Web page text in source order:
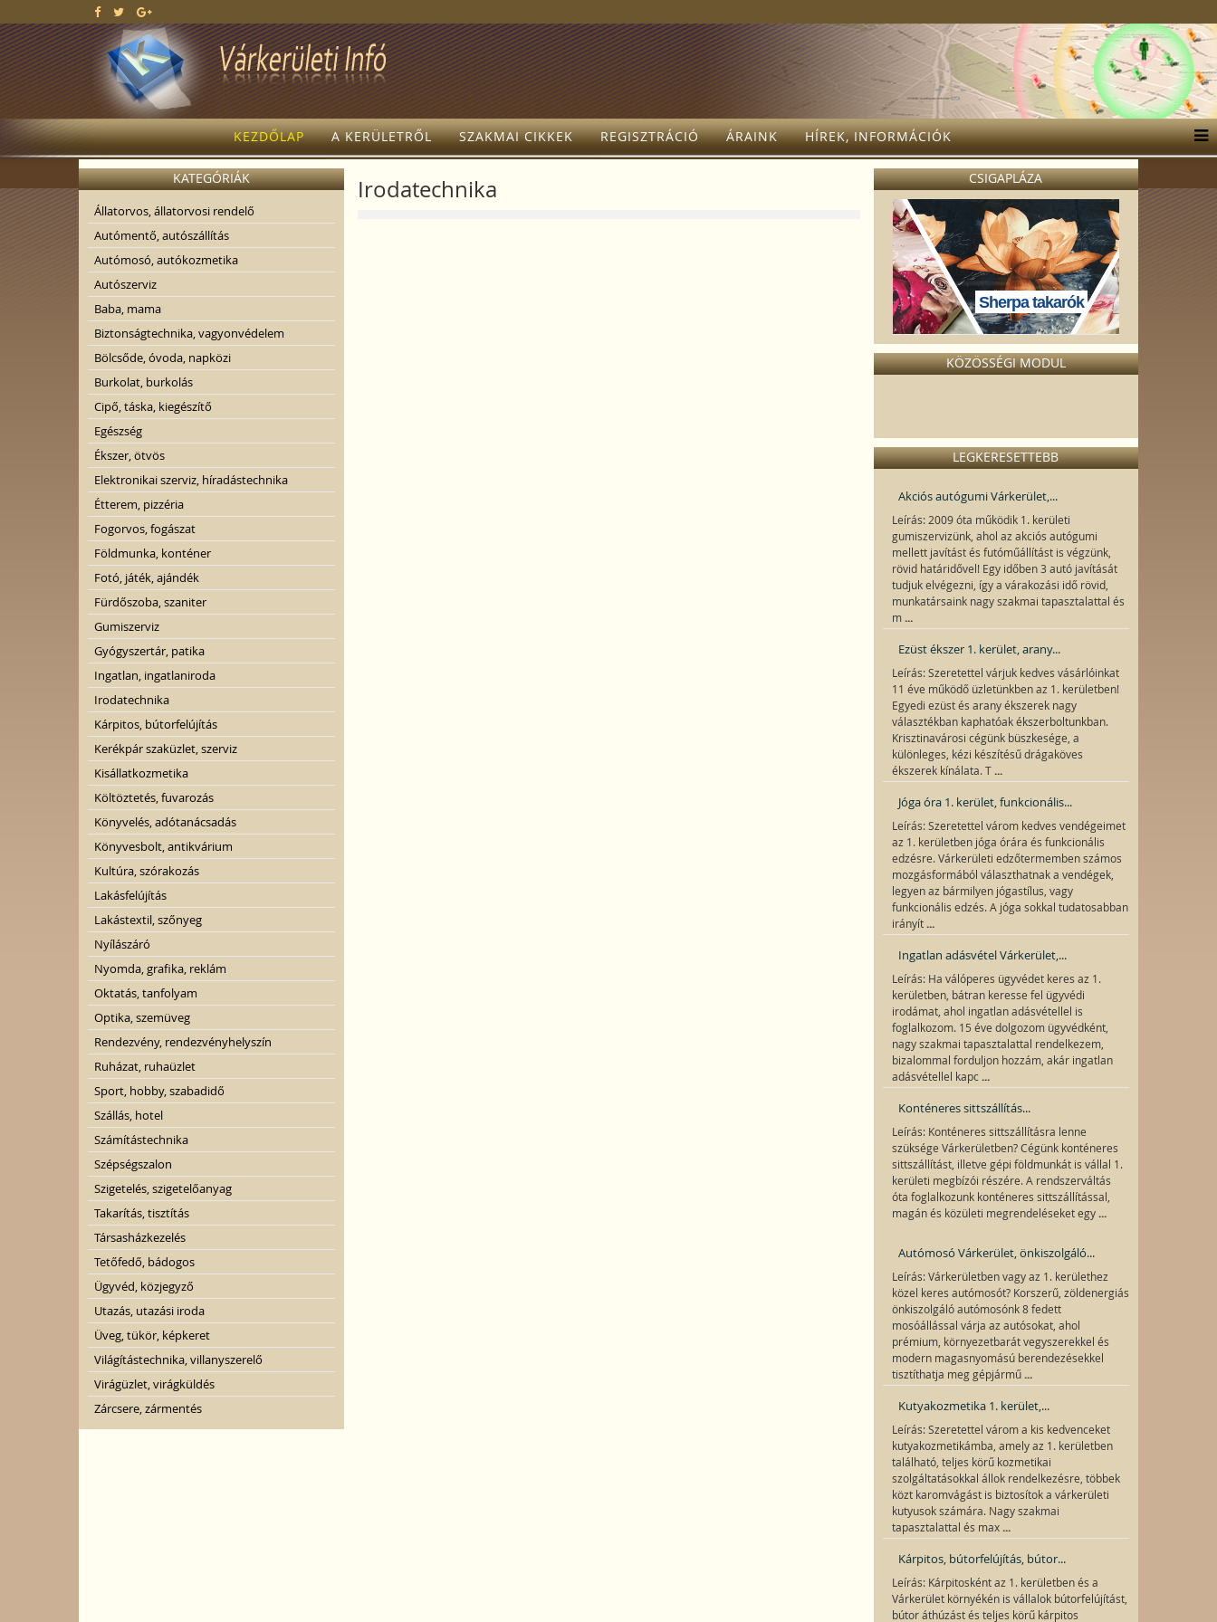
KEZDŐLAP A KERÜLETRŐL SZAKMAI CIKKEK REGISZTRÁCIÓ ÁRAINK HÍREK, INFORMÁCIÓK
KATEGÓRIÁK
Állatorvos, állatorvosi rendelő
Autómentő, autószállítás
Autómosó, autókozmetika
Autószerviz
Baba, mama
Biztonságtechnika, vagyonvédelem
Bölcsőde, óvoda, napközi
Burkolat, burkolás
Cipő, táska, kiegészítő
Egészség
Ékszer, ötvös
Elektronikai szerviz, híradástechnika
Étterem, pizzéria
Fogorvos, fogászat
Földmunka, konténer
Fotó, játék, ajándék
Fürdőszoba, szaniter
Gumiszerviz
Gyógyszertár, patika
Ingatlan, ingatlaniroda
Irodatechnika
Kárpitos, bútorfelújítás
Kerékpár szaküzlet, szerviz
Kisállatkozmetika
Költöztetés, fuvarozás
Könyvelés, adótanácsadás
Könyvesbolt, antikvárium
Kultúra, szórakozás
Lakásfelújítás
Lakástextil, szőnyeg
Nyílászáró
Nyomda, grafika, reklám
Oktatás, tanfolyam
Optika, szemüveg
Rendezvény, rendezvényhelyszín
Ruházat, ruhaüzlet
Sport, hobby, szabadidő
Szállás, hotel
Számítástechnika
Szépségszalon
Szigetelés, szigetelőanyag
Takarítás, tisztítás
Társasházkezelés
Tetőfedő, bádogos
Ügyvéd, közjegyző
Utazás, utazási iroda
Üveg, tükör, képkeret
Világítástechnika, villanyszerelő
Virágüzlet, virágküldés
Zárcsere, zármentés
Irodatechnika CSIGAPLÁZA
Sherpa takarók
KÖZÖSSÉGI MODUL
LEGKERESETTEBB
Akciós autógumi Várkerület,...
Leírás: 2009 óta működik 1. kerületi
gumiszervizünk, ahol az akciós autógumi
mellett javítást és futóműállítást is végzünk,
rövid határidővel! Egy időben 3 autó javítását
tudjuk elvégezni, így a várakozási idő rövid,
munkatársaink nagy szakmai tapasztalattal és
m ...
Ezüst ékszer 1. kerület, arany...
Leírás: Szeretettel várjuk kedves vásárlóinkat
11 éve működő üzletünkben az 1. kerületben!
Egyedi ezüst és arany ékszerek nagy
választékban kaphatóak ékszerboltunkban.
Krisztinavárosi cégünk büszkesége, a
különleges, kézi készítésű drágaköves
ékszerek kínálata. T ...
Jóga óra 1. kerület, funkcionális...
Leírás: Szeretettel várom kedves vendégeimet
az 1. kerületben jóga órára és funkcionális
edzésre. Várkerületi edzőtermemben számos
mozgásformából választhatnak a vendégek,
legyen az bármilyen jógastílus, vagy
funkcionális edzés. A jóga sokkal tudatosabban
irányít ...
Ingatlan adásvétel Várkerület,...
Leírás: Ha válóperes ügyvédet keres az 1.
kerületben, bátran keresse fel ügyvédi
irodámat, ahol ingatlan adásvétellel is
foglalkozom. 15 éve dolgozom ügyvédként,
nagy szakmai tapasztalattal rendelkezem,
bizalommal forduljon hozzám, akár ingatlan
adásvétellel kapc ...
Konténeres sittszállítás...
Leírás: Konténeres sittszállításra lenne
szüksége Várkerületben? Cégünk konténeres
sittszállítást, illetve gépi földmunkát is vállal 1.
kerületi megbízói részére. A rendszerváltás
óta foglalkozunk konténeres sittszállítással,
magán és közületi megrendeléseket egy ...
Autómosó Várkerület, önkiszolgáló...
Leírás: Várkerületben vagy az 1. kerülethez
közel keres autómosót? Korszerű, zöldenergiás
önkiszolgáló autómosónk 8 fedett
mosóállással várja az autósokat, ahol
prémium, környezetbarát vegyszerekkel és
modern magasnyomású berendezésekkel
tisztíthatja meg gépjármű ...
Kutyakozmetika 1. kerület,...
Leírás: Szeretettel várom a kis kedvenceket
kutyakozmetikámba, amely az 1. kerületben
található, teljes körű kozmetikai
szolgáltatásokkal állok rendelkezésre, többek
közt karomvágást is biztosítok a várkerületi
kutyusok számára. Nagy szakmai
tapasztalattal és max ...
Kárpitos, bútorfelújítás, bútor...
Leírás: Kárpitosként az 1. kerületben és a
Várkerület környékén is vállalok bútorfelújítást,
bútor áthúzást és teljes körű kárpitos